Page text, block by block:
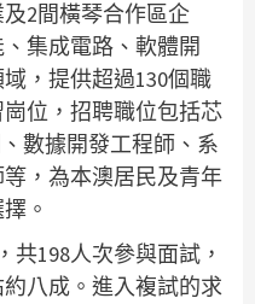
2間橫琴合作區企
集成電路、軟體開
，提供超過130個職
位，招聘職位包括芯
數據開發工程師、系
，為本澳居民及青年
。
共198人次參與面試，
八成。進入複試的求